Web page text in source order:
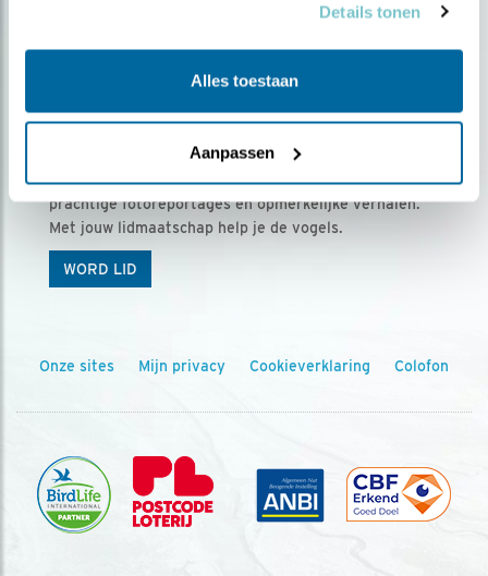
Details tonen
Alles toestaan
Aanpassen
Ontvang 5 x Vogels voor € 36,00 per jaar
Vogels is het tijdschrift voor onze leden, met
prachtige fotoreportages en opmerkelijke verhalen.
Met jouw lidmaatschap help je de vogels.
WORD LID
Onze sites Mijn privacy Cookieverklaring Colofon